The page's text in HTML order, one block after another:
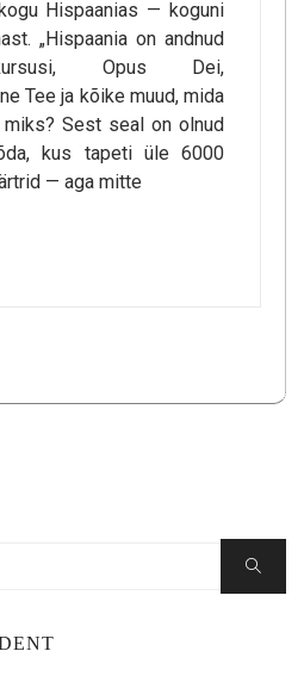
Hispaanias — koguni
„Hispaania on andnud
Opus Dei,
Tee ja kõike muud, mida
Sest seal on olnud
kus tapeti üle 6000
— aga mitte
Search